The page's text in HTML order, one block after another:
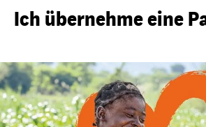
Ich übernehme eine